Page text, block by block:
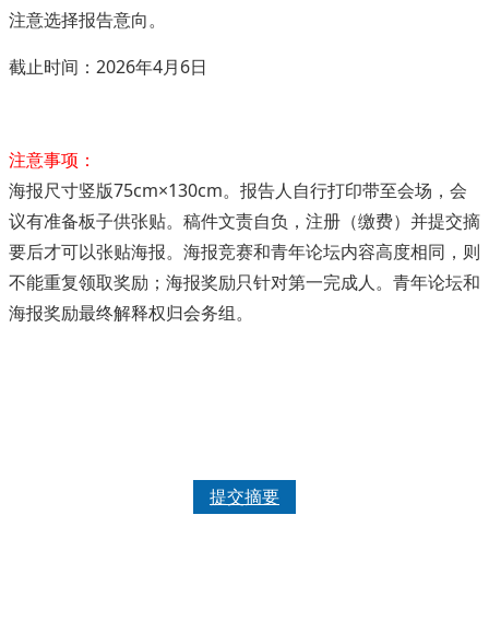
注意选择报告意向。
截止时间：2026年4月6日
注意事项：
海报尺寸竖版75cm×130cm。报告人自行打印带至会场，会
议有准备板子供张贴。稿件文责自负，注册（缴费）并提交摘
要后才可以张贴海报。海报竞赛和青年论坛内容高度相同，则
不能重复领取奖励；海报奖励只针对第一完成人。青年论坛和
海报奖励最终解释权归会务组。
提交摘要